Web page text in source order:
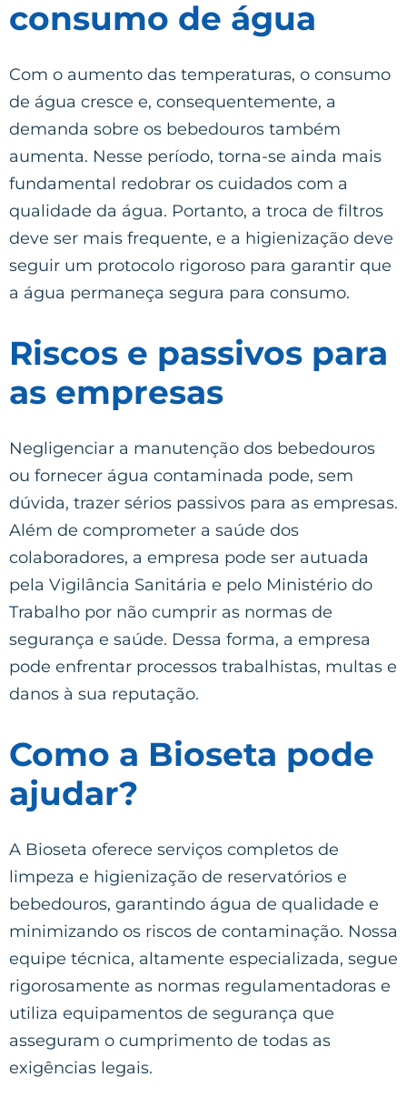
consumo de água
Com o aumento das temperaturas, o consumo
de água cresce e, consequentemente, a
demanda sobre os bebedouros também
aumenta. Nesse período, torna-se ainda mais
fundamental redobrar os cuidados com a
qualidade da água. Portanto, a troca de filtros
deve ser mais frequente, e a higienização deve
seguir um protocolo rigoroso para garantir que
a água permaneça segura para consumo.
Riscos e passivos para
as empresas
Negligenciar a manutenção dos bebedouros
ou fornecer água contaminada pode, sem
dúvida, trazer sérios passivos para as empresas.
Além de comprometer a saúde dos
colaboradores, a empresa pode ser autuada
pela Vigilância Sanitária e pelo Ministério do
Trabalho por não cumprir as normas de
segurança e saúde. Dessa forma, a empresa
pode enfrentar processos trabalhistas, multas e
danos à sua reputação.
Como a Bioseta pode
ajudar?
A Bioseta oferece serviços completos de
limpeza e higienização de reservatórios e
bebedouros, garantindo água de qualidade e
minimizando os riscos de contaminação. Nossa
equipe técnica, altamente especializada, segue
rigorosamente as normas regulamentadoras e
utiliza equipamentos de segurança que
asseguram o cumprimento de todas as
exigências legais.